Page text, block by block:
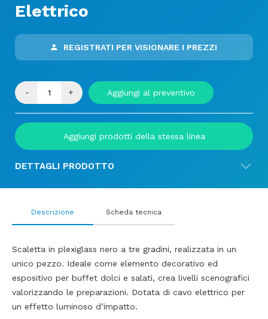
Elettrico
REGISTRATI PER VISIONARE I PREZZI
- + Aggiungi al preventivo
Aggiungi prodotti della stessa linea
DETTAGLI PRODOTTO
Descrizione
Scaletta in plexiglass nero a tre gradini, realizzata in un
unico pezzo. Ideale come elemento decorativo ed
espositivo per buffet dolci e salati, crea livelli scenografici
valorizzando le preparazioni. Dotata di cavo elettrico per
un effetto luminoso d’impatto.
Scheda tecnica